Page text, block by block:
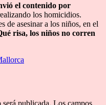
el contenido por
los homicidios.
de asesinar a los niños, en el
risa, los niños no corren
publicada. Los campos